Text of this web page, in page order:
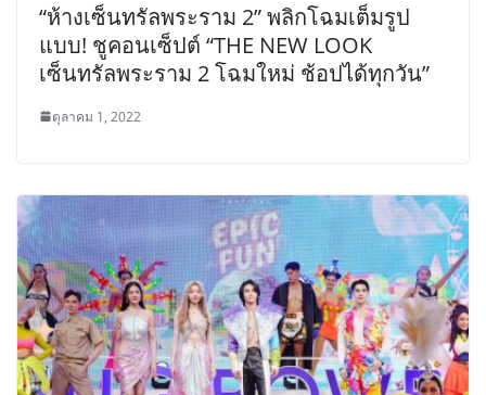
“ห้างเซ็นทรัลพระราม 2” พลิกโฉมเต็มรูป
แบบ! ชูคอนเซ็ปต์ “THE NEW LOOK
เซ็นทรัลพระราม 2 โฉมใหม่ ช้อปได้ทุกวัน”
ตุลาคม 1, 2022